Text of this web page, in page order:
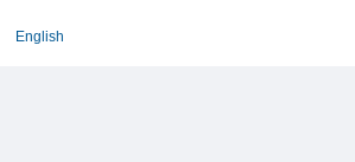
English